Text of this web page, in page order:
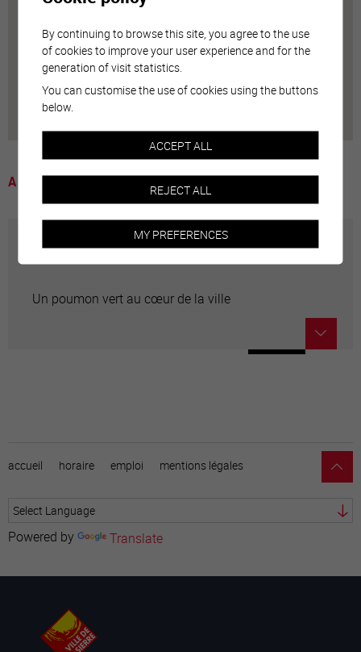
A voir
Petit Bois
Un poumon vert au cœur de la ville
accueil horaire emploi mentions légales
Powered by Translate
By continuing to browse this site, you agree to the use
of cookies to improve your user experience and for the
generation of visit statistics.
You can customise the use of cookies using the buttons
below.
ACCEPT ALL
REJECT ALL
MY PREFERENCES